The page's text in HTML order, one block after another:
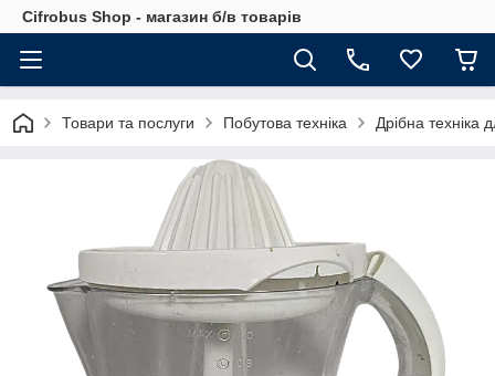
Cifrobus Shop - магазин б/в товарів
Товари та послуги Побутова техніка Дрібна техніка